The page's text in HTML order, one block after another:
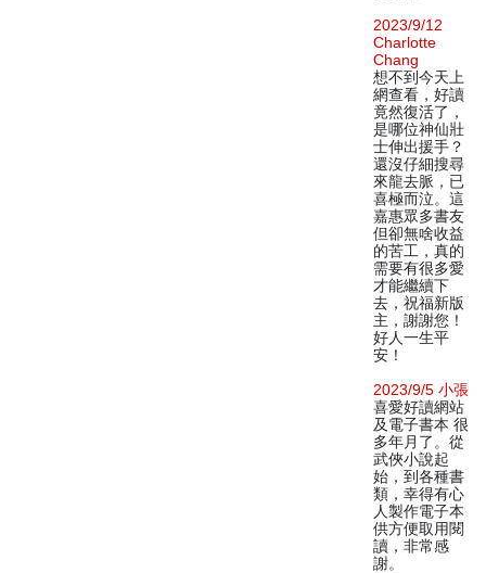
2023/9/12
Charlotte
Chang
想不到今天上
網查看，好讀
竟然復活了，
是哪位神仙壯
士伸出援手？
還沒仔細搜尋
來龍去脈，已
喜極而泣。這
嘉惠眾多書友
但卻無啥收益
的苦工，真的
需要有很多愛
才能繼續下
去，祝福新版
主，謝謝您！
好人一生平
安！
2023/9/5 小張
喜愛好讀網站
及電子書本 很
多年月了。從
武俠小說起
始，到各種書
類，幸得有心
人製作電子本
供方便取用閱
讀，非常感
謝。